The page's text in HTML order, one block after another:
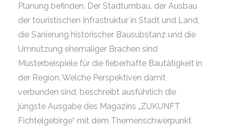
Planung befinden. Der Stadtumbau, der Ausbau
der touristischen Infrastruktur in Stadt und Land,
die Sanierung historischer Bausubstanz und die
Umnutzung ehemaliger Brachen sind
Musterbeispiele für die fieberhafte Bautätigkeit in
der Region. Welche Perspektiven damit
verbunden sind, beschreibt ausführlich die
jüngste Ausgabe des Magazins „ZUKUNFT
Fichtelgebirge“ mit dem Themenschwerpunkt